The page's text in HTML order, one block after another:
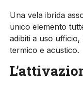
Una vela ibrida
unico ele­mento
adibiti a uso
termico e acustico.